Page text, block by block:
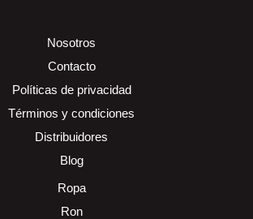
Nosotros
Contacto
Políticas de privacidad
Términos y condiciones
Distribuidores
Blog
Ropa
Ron